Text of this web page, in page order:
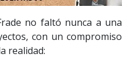
no faltó nunca a una
con un compromiso
realidad: